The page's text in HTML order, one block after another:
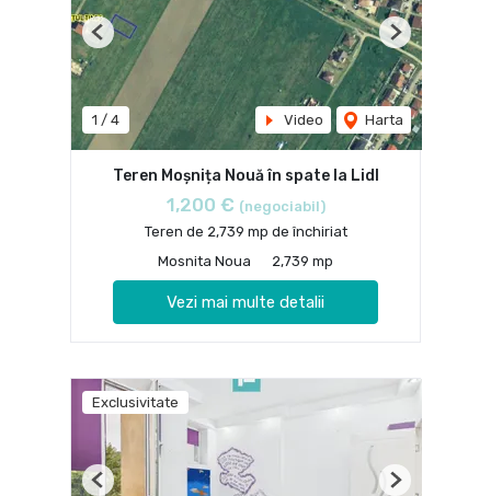
1 / 4 Video Harta
Previous Next
Teren Moșnița Nouă în spate la Lidl
1,200 € (negociabil)
Teren de 2,739 mp de închiriat
Mosnita Noua
2,739 mp
Vezi mai multe detalii
Exclusivitate
Previous Next